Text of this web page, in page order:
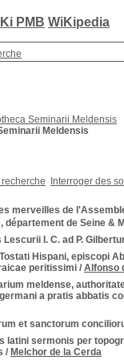
PMB WiKipedia
Seminarii Meldensis
Meldensis
Interroger des
merveilles de
département de Seine &
I. C. ad P.
Hispani, episcopi
peritissimi / Alfonso
meldense,
a pratis abbatis
et sanctorum
latini sermonis per
/ Melchor de la Cerda